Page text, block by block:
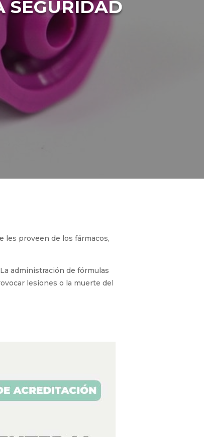
SEGURIDAD
les proveen de los fármacos,
administración de fórmulas
lesiones o la muerte del